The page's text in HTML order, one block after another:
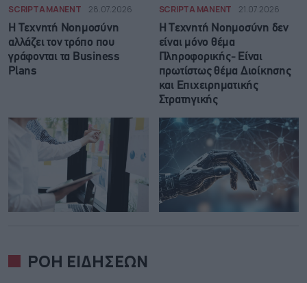
SCRIPTA MANENT 28.07.2026
Η Τεχνητή Νοημοσύνη
αλλάζει τον τρόπο που
γράφονται τα Business
Plans
SCRIPTA MANENT 21.07.2026
Η Τεχνητή Νοημοσύνη δεν
είναι μόνο θέμα
Πληροφορικής- Είναι
πρωτίστως θέμα Διοίκησης
και Επιχειρηματικής
Στρατηγικής
ΡΟΗ ΕΙΔΗΣΕΩΝ